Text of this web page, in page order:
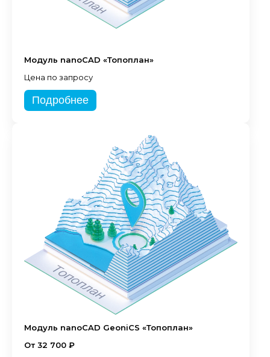
Модуль nanoCAD «Топоплан»
Цена по запросу
Подробнее
Модуль nanoCAD GeoniCS «Топоплан»
От 32 700 ₽